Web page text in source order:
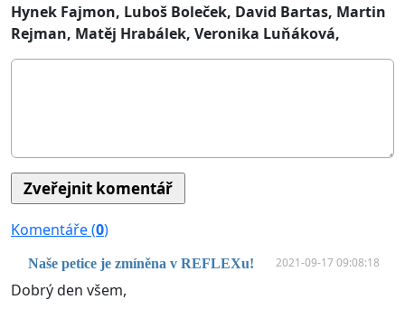
Hynek Fajmon, Luboš Boleček, David Bartas, Martin
Rejman, Matěj Hrabálek, Veronika Luňáková,
Komentáře (0)
Naše petice je zmíněna v REFLEXu! 2021-09-17 09:08:18
Dobrý den všem,